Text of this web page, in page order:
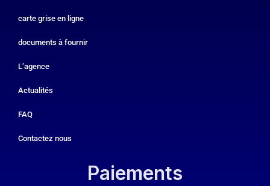
carte grise en ligne
documents à fournir
L’agence
Actualités
FAQ
Contactez nous
Paiements​